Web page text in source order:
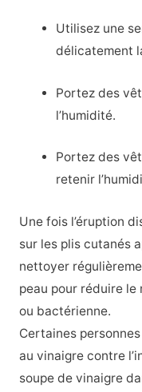
Utilisez une
délicatement
Portez des
l’humidité.
Portez des
retenir
Une fois l’éruption
sur les plis cutanés
nettoyer
peau pour réduire
ou bactérienne.
Certaines
au vinaigre contre
soupe de vinaigre